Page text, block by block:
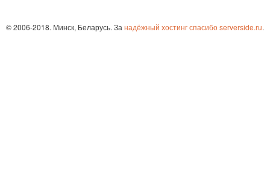
© 2006-2018. Минск, Беларусь. За надёжный хостинг спасибо serverside.ru.